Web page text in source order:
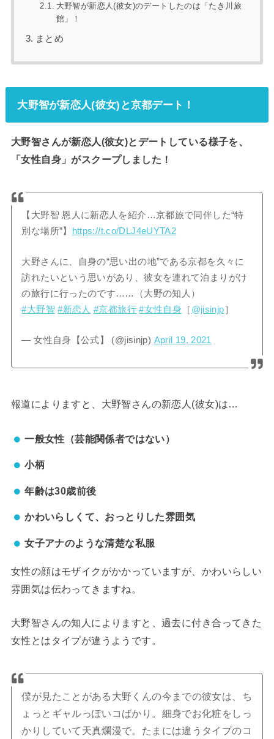
大野智が新恋人(彼女)のデートしたのは「たき川旅
館」！
まとめ
大野智が新恋人(彼女)と京都デート！
大野智さんが新恋人(彼女)とデートしている様子を、
「女性自身」がスクープしました！
【大野智 恩人に新恋人を紹介…京都旅で同伴した“特
別な場所”】
https://t.co/DLJ4eUYTA2
大野さんに、自身の“思い出の地”である京都を久々に
訪れたいという思いがあり、彼女を連れて泊まりがけ
の旅行に行ったのです……（大野の知人）
#大野智 #新恋人 #京都旅行 #女性自身 ［ @jisinjp］
— 女性自身【公式】 (@jisinjp) April 19, 2021
報道によりますと、大野智さんの新恋人(彼女)は…
一般女性（芸能関係者ではない）
小柄
年齢は30歳前後
かわいらしくて、おっとりした雰囲気
女子アナのような清楚な私服
女性の顔はモザイクがかかっていますが、かわいらしい
雰囲気は伝わってきますね。
大野智さんの知人によりますと、過去に付き合ってきた
女性とはタイプが違うようです。
僕が見たことがある大野くんの今までの彼女は、ち
ょっとギャルっぽいコばかり。細身でお化粧をしっ
かりしていて天真爛漫で。たまには違うタイプのコ